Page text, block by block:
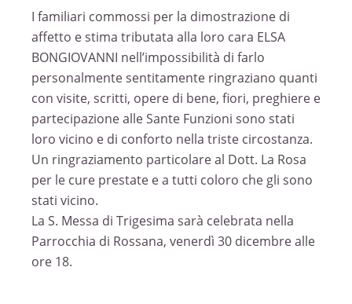
I familiari commossi per la dimostrazione di
affetto e stima tributata alla loro cara ELSA
BONGIOVANNI nell’impossibilità di farlo
personalmente sentitamente ringraziano quanti
con visite, scritti, opere di bene, fiori, preghiere e
partecipazione alle Sante Funzioni sono stati
loro vicino e di conforto nella triste circostanza.
Un ringraziamento particolare al Dott. La Rosa
per le cure prestate e a tutti coloro che gli sono
stati vicino.
La S. Messa di Trigesima sarà celebrata nella
Parrocchia di Rossana, venerdì 30 dicembre alle
ore 18.